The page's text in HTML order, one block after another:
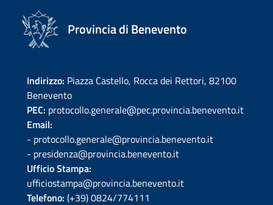
Provincia di Benevento
Indirizzo: Piazza Castello, Rocca dei Rettori, 82100
Benevento
PEC: protocollo.generale@pec.provincia.benevento.it
Email:
- protocollo.generale@provincia.benevento.it
- presidenza@provincia.benevento.it
Ufficio Stampa:
ufficiostampa@provincia.benevento.it
Telefono: (+39) 0824/774111